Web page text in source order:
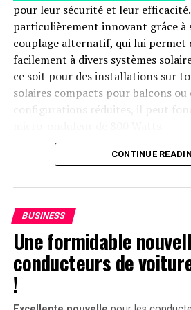
pour leur sécurité et leur efficacité.
particulièrement innovant grâce à
couplage alternatif, qui lui permet
facilement à divers systèmes
ce soit pour des installations sur
solaires compacts pour balcons ou
configurations réduites, il peut
Capacité et flexibilité
Avec une capacité maximale
domestique atteignant 1200
peut être associé à deux régulateurs
ouvre la possibilité d’ajouter
supplémentaires via des
portant ainsi la puissance totale à
2400 watts
CONTINUE
BUSINESS
Une formidable
conducteurs de
!